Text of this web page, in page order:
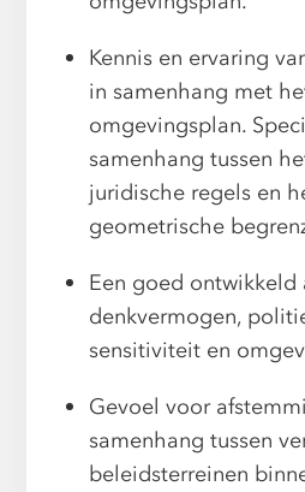
Kennis en ervaring
in samenhang met
omgevingsplan.
samenhang tussen
juridische regels en
geometrische
Een goed ontwikkeld
denkvermogen,
sensitiviteit en
Gevoel voor
samenhang tussen
beleidsterreinen